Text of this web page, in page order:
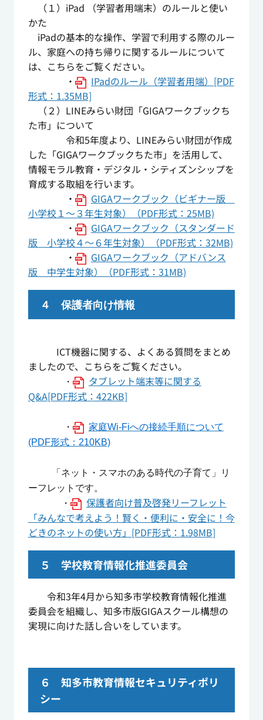
（１） iPad （学習者用端末）のルールと使い
かた
iPadの基本的な操作、学習で利用する際のルー
ル、家庭への持ち帰りに関するルールについて
は、こちらをご覧ください。
・
IPadのルール（学習者用端）[PDF
形式：1.35MB]
（２）LINEみらい財団「GIGAワークブックち
た市」について
令和5年度より、LINEみらい財団が作成
した「GIGAワークブックちた市」を活用して、
情報モラル教育・デジタル・シティズンシップを
育成する取組を行います。
・
GIGAワークブック（ビギナー版
小学校１～３年生対象）（PDF形式：25MB)
・
GIGAワークブック（スタンダード
版 小学校４～６年生対象）（PDF形式：32MB)
・
GIGAワークブック（アドバンス
版 中学生対象）（PDF形式：31MB)
４ 保護者向け情報
ICT機器に関する、よくある質問をまとめ
ましたので、こちらをご覧ください。
・
タブレット端末等に関する
Q&A[PDF形式：422KB]
・
家庭Wi-Fiへの接続手順について
(PDF形式：210KB)
「ネット・スマホのある時代の子育て」リ
ーフレットです。
・
保護者向け普及啓発リーフレット
「みんなで考えよう！賢く・便利に・安全に！今
どきのネットの使い方」[PDF形式：1.98MB]
５ 学校教育情報化推進委員会
令和3年4月から知多市学校教育情報化推進
委員会を組織し、知多市版GIGAスクール構想の
実現に向けた話し合いをしています。
６ 知多市教育情報セキュリティポリ
シー